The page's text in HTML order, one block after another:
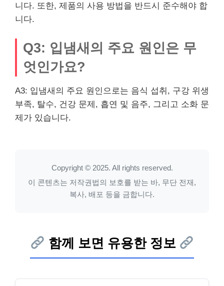
니다. 또한, 제품의 사용 방법을 반드시 준수해야 합
니다.
Q3: 입냄새의 주요 원인은 무
엇인가요?
A3: 입냄새의 주요 원인으로는 음식 섭취, 구강 위생
부족, 탈수, 건강 문제, 흡연 및 음주, 그리고 소화 문
제가 있습니다.
Copyright © 2025. All rights reserved.
이 콘텐츠는 저작권법의 보호를 받는 바, 무단 전재,
복사, 배포 등을 금합니다.
함께 보면 유용한 정보